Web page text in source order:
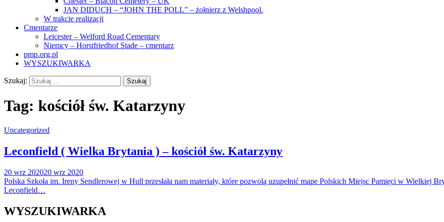
JAN DIDUCH – “JOHN THE POLL” – żołnierz z Welshpool.
W trakcie realizacji
Cmentarze
Leicester – Welford Road Cementary
Niemcy – Horstfriedhof Stade – cmentarz
pmp.org.pl
WYSZUKIWARKA
Szukaj:
Tag: kościół św. Katarzyny
Uncategorized
Leconfield ( Wielka Brytania ) – kościół św. Katarzyny
20 wrz 202020 wrz 2020
Polska Szkoła im. Ireny Sendlerowej w Hull przesłała nam materiały, które pozwolą uzupełnić mape Polskich Miejsc Pamięci w Wielkiej
Leconfield…
WYSZUKIWARKA